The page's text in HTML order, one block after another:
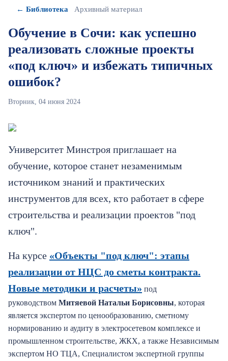
← Библиотека Архивный материал
Обучение в Сочи: как успешно
реализовать сложные проекты
«под ключ» и избежать типичных
ошибок?
Вторник, 04 июня 2024
Университет Минстроя приглашает на
обучение, которое станет незаменимым
источником знаний и практических
инструментов для всех, кто работает в сфере
строительства и реализации проектов "под
ключ".
На курсе «Объекты "под ключ": этапы
реализации от НЦС до сметы контракта.
Новые методики и расчеты» под
руководством Митяевой Натальи Борисовны, которая
является экспертом по ценообразованию, сметному
нормированию и аудиту в электросетевом комплексе и
промышленном строительстве, ЖКХ, а также Независимым
экспертом НО ТЦА, Специалистом экспертной группы